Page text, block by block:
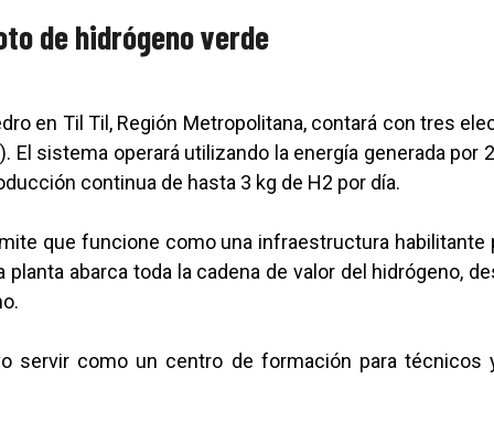
de hidrógeno verde
en Til Til, Región Metropolitana, contará con tres
El sistema operará utilizando la energía generada
continua de hasta 3 kg de H2 por día.
que funcione como una infraestructura
abarca toda la cadena de valor del hidrógeno,
servir como un centro de formación para técnicos